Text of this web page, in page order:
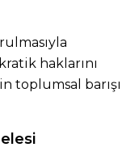
haklarını
toplumsal barışı